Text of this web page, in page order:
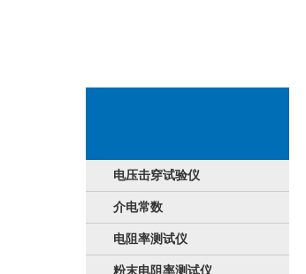
电压击穿试验仪
介电常数
电阻率测试仪
粉末电阻率测试仪